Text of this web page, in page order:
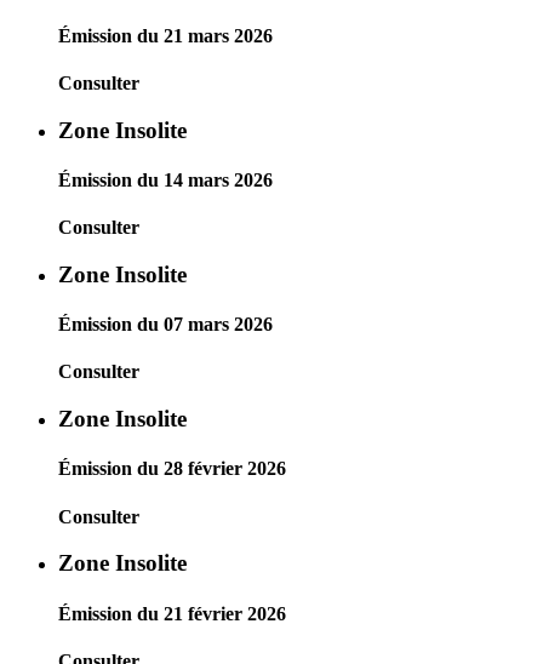
Émission du 21 mars 2026
Consulter
Zone Insolite
Émission du 14 mars 2026
Consulter
Zone Insolite
Émission du 07 mars 2026
Consulter
Zone Insolite
Émission du 28 février 2026
Consulter
Zone Insolite
Émission du 21 février 2026